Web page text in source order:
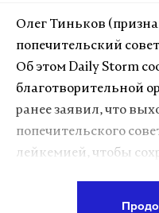
«Ближе к делу решу.
марта», — сказал
Экс-кандидат в
ближайшем будущем
власти. В этом
свои «анализ и
Олег Тиньков
попечительский
Об этом Daily Storm
благотворительной
ранее заявил, что
попечительского
лейкемией, чтобы